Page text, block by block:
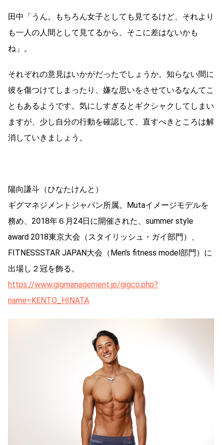
田中「うん。もちろん女子としても見てるけど、それより
も一人の人間として見てるから、そこに差はないかも
ね」。
それぞれの意見はいかがだったでしょうか。知らない間に
彼を傷つけてしまったり、嫌な思いをさせているなんてこ
ともあるようです。気にしすぎるとギクシャクしてしまい
ますが、少し自分の行動を確認して、直すべきところは解
消していきましょう。
陽向謙斗（ひなたけんと）
ギグマネジメントジャパン所属。Mutaイメージモデルを
務め、2018年６月24日に開催された、summer style
award 2018東京大会（スタイリッシュ・ガイ部門）、
FITNESSSTAR JAPAN大会（Men’s fitness model部門）に
出場し２冠を飾る。
https://www.gigmanagement.jp/gigco.php?
name=KENTO_HINATA